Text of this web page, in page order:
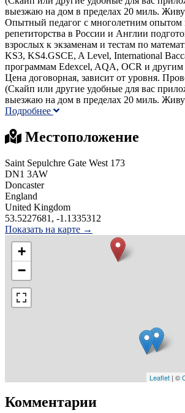
выезжаю на дом в пределах 20 миль.
Опытный педагог с многолетним опытом
репетиторства в России и Англии
взрослых к экзаменам и тестам по
KS3, KS4.GSCE, A Level, International
программам Edexcel, AQA, OCR и
Цена договорная, зависит от уровня.
(Скайп или другие удобные для вас
выезжаю на дом в пределах 20 миль.
Подробнее
Местоположение
Saint Sepulchre Gate West 173
DN1 3AW
Doncaster
England
United Kingdom
53.5227681, -1.1335312
Показать на карте →
+
−
Leaflet | ©
Комментарии